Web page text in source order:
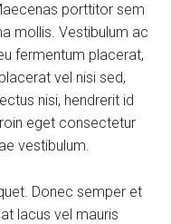
porttitor sem
mollis. Vestibulum ac
fermentum placerat,
vel nisi sed,
nisi, hendrerit id
eget consectetur
vestibulum.
Donec semper et
lacus vel mauris